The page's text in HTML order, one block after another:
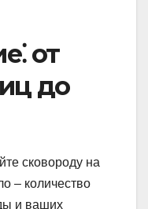
от
до
сковороду на
– количество
и ваших